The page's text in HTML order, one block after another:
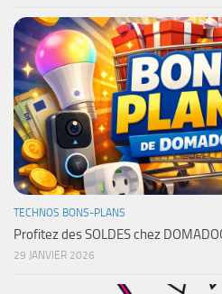
TECHNOS BONS-PLANS
Profitez des SOLDES chez
29 JANVIER 2026